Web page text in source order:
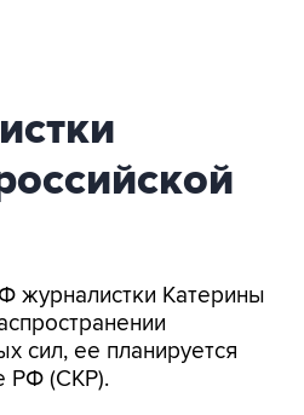
журналистки Катерины
сил, ее планируется
РФ (СКР).